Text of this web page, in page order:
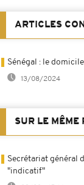
ARTICLES
Sénégal : le
13/08/2024
SUR LE MÊME
Secrétariat général
"indicatif"